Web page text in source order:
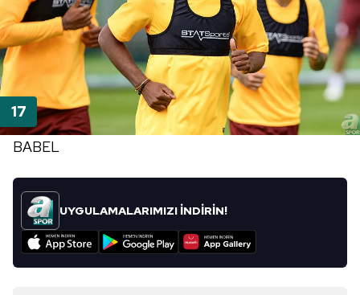
BABEL
UYGULAMALARIMIZI İNDİRİN!